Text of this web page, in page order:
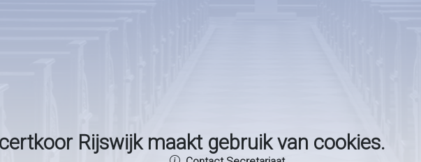
Rijswijk maakt gebruik van cookies.